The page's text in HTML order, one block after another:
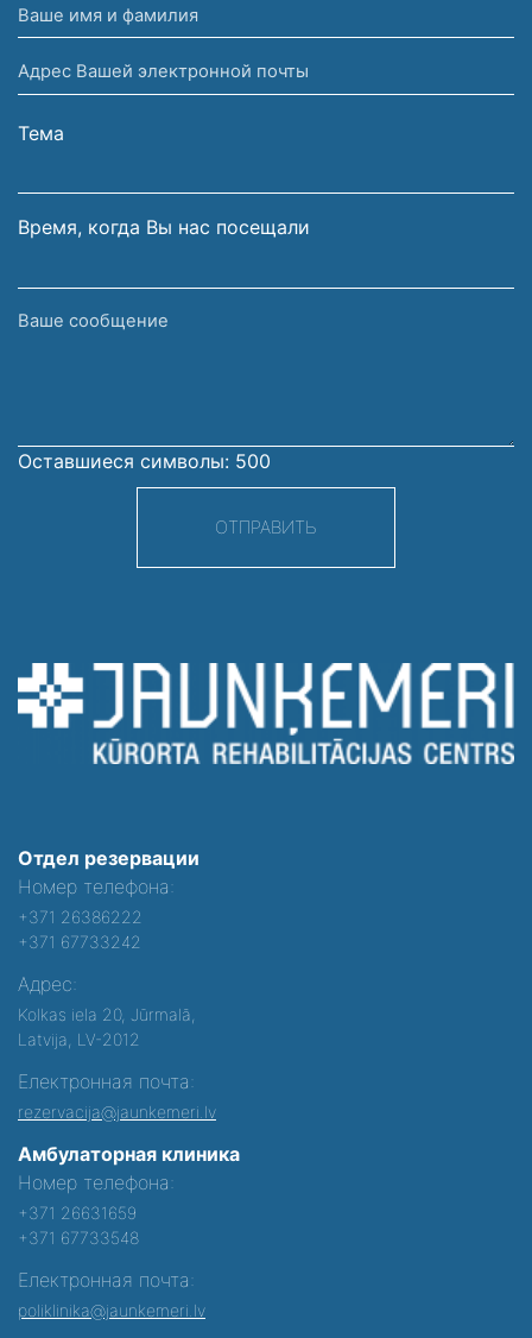
Ваше
имя
и
фамилия
Адрес
Вашей
электронной
Тема
Время, когда Вы нас посещали
Ваше
Оставшиеся символы: 500
ОТПРАВИТЬ
Отдел резервации
Номер телефона:
+371 26386222
+371 67733242
Адрес:
Kolkas iela 20, Jūrmalā,
Latvija, LV-2012
Електронная почта:
rezervacija@jaunkemeri.lv
Амбулаторная клиника
Номер телефона:
+371 26631659
+371 67733548
Електронная почта:
poliklinika@jaunkemeri.lv